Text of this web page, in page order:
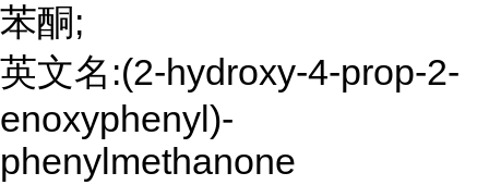
苯酮;
英文名:(2-hydroxy-4-prop-2-
enoxyphenyl)-
phenylmethanone